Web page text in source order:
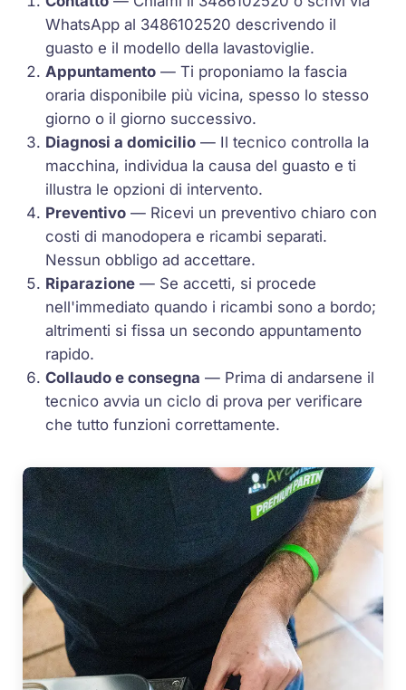
WhatsApp al 3486102520 descrivendo il
guasto e il modello della lavastoviglie.
Appuntamento — Ti proponiamo la fascia
oraria disponibile più vicina, spesso lo stesso
giorno o il giorno successivo.
Diagnosi a domicilio — Il tecnico controlla la
macchina, individua la causa del guasto e ti
illustra le opzioni di intervento.
Preventivo — Ricevi un preventivo chiaro con
costi di manodopera e ricambi separati.
Nessun obbligo ad accettare.
Riparazione — Se accetti, si procede
nell'immediato quando i ricambi sono a bordo;
altrimenti si fissa un secondo appuntamento
rapido.
Collaudo e consegna — Prima di andarsene il
tecnico avvia un ciclo di prova per verificare
che tutto funzioni correttamente.